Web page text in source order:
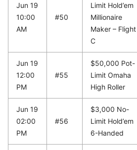
Jun 19
10:00
AM
#50
Limit Hold’em
Millionaire
Maker – Flight
C
Jun 19
12:00
PM
#55
$50,000 Pot-
Limit Omaha
High Roller
Jun 19
02:00
PM
#56
$3,000 No-
Limit Hold’em
6-Handed